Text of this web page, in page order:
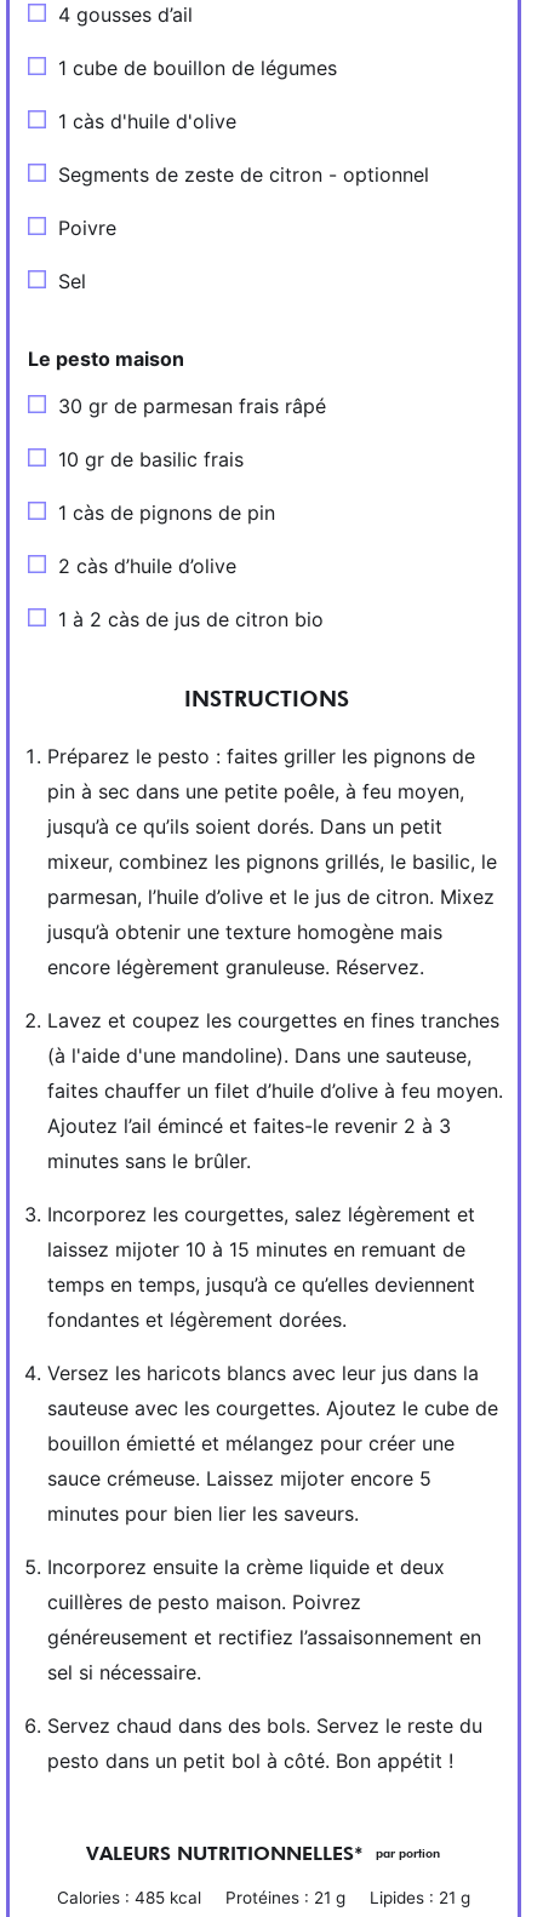
4 gousses d’ail
1 cube de bouillon de légumes
1 càs d'huile d'olive
Segments de zeste de citron - optionnel
Poivre
Sel
Le pesto maison
30 gr de parmesan frais râpé
10 gr de basilic frais
1 càs de pignons de pin
2 càs d’huile d’olive
1 à 2 càs de jus de citron bio
INSTRUCTIONS
Préparez le pesto : faites griller les pignons de
pin à sec dans une petite poêle, à feu moyen,
jusqu’à ce qu’ils soient dorés. Dans un petit
mixeur, combinez les pignons grillés, le basilic, le
parmesan, l’huile d’olive et le jus de citron. Mixez
jusqu’à obtenir une texture homogène mais
encore légèrement granuleuse. Réservez.
Lavez et coupez les courgettes en fines tranches
(à l'aide d'une mandoline). Dans une sauteuse,
faites chauffer un filet d’huile d’olive à feu moyen.
Ajoutez l’ail émincé et faites-le revenir 2 à 3
minutes sans le brûler.
Incorporez les courgettes, salez légèrement et
laissez mijoter 10 à 15 minutes en remuant de
temps en temps, jusqu’à ce qu’elles deviennent
fondantes et légèrement dorées.
Versez les haricots blancs avec leur jus dans la
sauteuse avec les courgettes. Ajoutez le cube de
bouillon émietté et mélangez pour créer une
sauce crémeuse. Laissez mijoter encore 5
minutes pour bien lier les saveurs.
Incorporez ensuite la crème liquide et deux
cuillères de pesto maison. Poivrez
généreusement et rectifiez l’assaisonnement en
sel si nécessaire.
Servez chaud dans des bols. Servez le reste du
pesto dans un petit bol à côté. Bon appétit !
VALEURS NUTRITIONNELLES* par portion
Calories : 485kcal Protéines : 21 g Lipides : 21 g